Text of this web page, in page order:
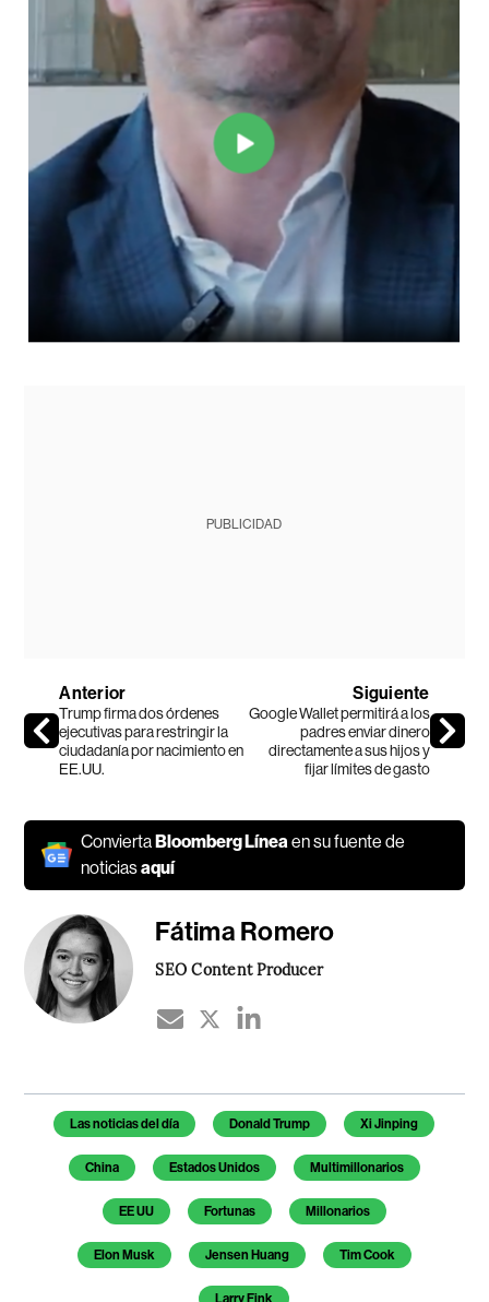
PUBLICIDAD
Anterior
Trump firma dos órdenes
ejecutivas para restringir la
ciudadanía por nacimiento en
EE.UU.
Siguiente
Google Wallet permitirá a los
padres enviar dinero
directamente a sus hijos y
fijar límites de gasto
ConviertaBloomberg Línea en su fuente de
noticiasaquí
Fátima Romero
SEO Content Producer
Temas de este artículo
Las noticias del día Donald Trump Xi Jinping
China Estados Unidos Multimillonarios
EE UU Fortunas Millonarios
Elon Musk Jensen Huang Tim Cook
Larry Fink